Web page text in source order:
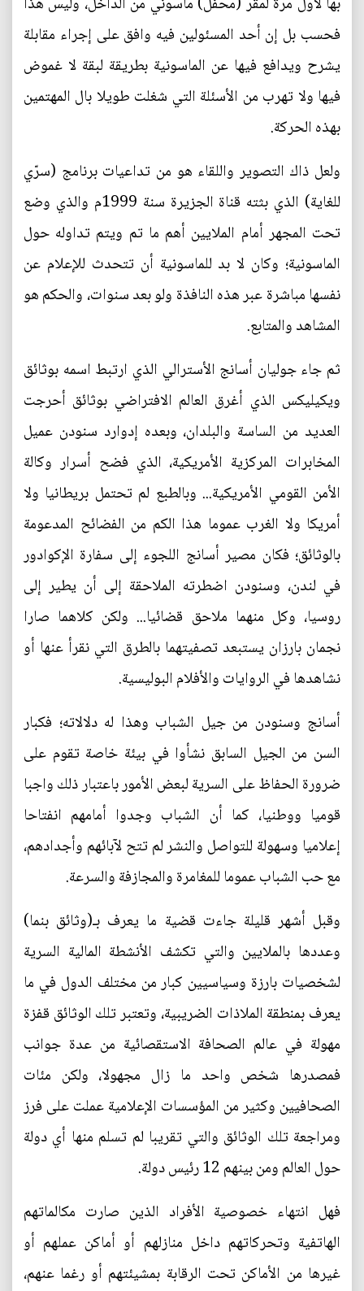
فحسب بل إن أحد المسئولين فيه وافق على إجراء مقابلة
يشرح ويدافع فيها عن الماسونية بطريقة لبقة لا غموض
فيها ولا تهرب من الأسئلة التي شغلت طويلا بال المهتمين
بهذه الحركة.
ولعل ذاك التصوير واللقاء هو من تداعيات برنامج (سرّي
للغاية) الذي بثته قناة الجزيرة سنة 1999م والذي وضع
تحت المجهر أمام الملايين أهم ما تم ويتم تداوله حول
الماسونية؛ وكان لا بد للماسونية أن تتحدث للإعلام عن
نفسها مباشرة عبر هذه النافذة ولو بعد سنوات، والحكم هو
المشاهد والمتابع.
ثم جاء جوليان أسانج الأسترالي الذي ارتبط اسمه بوثائق
ويكيليكس الذي أغرق العالم الافتراضي بوثائق أحرجت
العديد من الساسة والبلدان، وبعده إدوارد سنودن عميل
المخابرات المركزية الأمريكية، الذي فضح أسرار وكالة
الأمن القومي الأمريكية... وبالطبع لم تحتمل بريطانيا ولا
أمريكا ولا الغرب عموما هذا الكم من الفضائح المدعومة
بالوثائق؛ فكان مصير أسانج اللجوء إلى سفارة الإكوادور
في لندن، وسنودن اضطرته الملاحقة إلى أن يطير إلى
روسيا، وكل منهما ملاحق قضائيا... ولكن كلاهما صارا
نجمان بارزان يستبعد تصفيتهما بالطرق التي نقرأ عنها أو
نشاهدها في الروايات والأفلام البوليسية.
أسانج وسنودن من جيل الشباب وهذا له دلالاته؛ فكبار
السن من الجيل السابق نشأوا في بيئة خاصة تقوم على
ضرورة الحفاظ على السرية لبعض الأمور باعتبار ذلك واجبا
قوميا ووطنيا، كما أن الشباب وجدوا أمامهم انفتاحا
إعلاميا وسهولة للتواصل والنشر لم تتح لآبائهم وأجدادهم،
مع حب الشباب عموما للمغامرة والمجازفة والسرعة.
وقبل أشهر قليلة جاءت قضية ما يعرف بـ(وثائق بنما)
وعددها بالملايين والتي تكشف الأنشطة المالية السرية
لشخصيات بارزة وسياسيين كبار من مختلف الدول في ما
يعرف بمنطقة الملاذات الضريبية، وتعتبر تلك الوثائق قفزة
مهولة في عالم الصحافة الاستقصائية من عدة جوانب
فمصدرها شخص واحد ما زال مجهولا، ولكن مئات
الصحافيين وكثير من المؤسسات الإعلامية عملت على فرز
ومراجعة تلك الوثائق والتي تقريبا لم تسلم منها أي دولة
حول العالم ومن بينهم 12 رئيس دولة.
فهل انتهاء خصوصية الأفراد الذين صارت مكالماتهم
الهاتفية وتحركاتهم داخل منازلهم أو أماكن عملهم أو
غيرها من الأماكن تحت الرقابة بمشيئتهم أو رغما عنهم،